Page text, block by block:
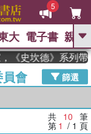
5
GO
、 The Odyssey 、
繡 、 暑期推薦 、
偉大的迷走神經
臺灣漫遊錄
大 電子書 親子
史坎德》系列帶
會
篩選
共 10 筆
第 1 / 1 頁